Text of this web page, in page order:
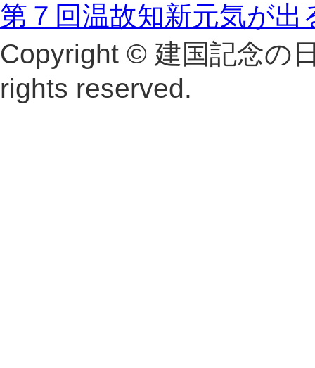
第７回温故知新元気が出
Copyright © 建国記念の
rights reserved.